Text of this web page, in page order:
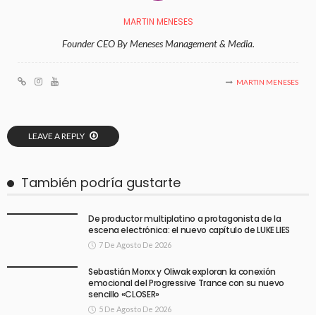
MARTIN MENESES
Founder CEO By Meneses Management & Media.
MARTIN MENESES
LEAVE A REPLY
También podría gustarte
De productor multiplatino a protagonista de la
escena electrónica: el nuevo capítulo de LUKE LIES
7 De Agosto De 2026
Sebastián Morxx y Oliwak exploran la conexión
emocional del Progressive Trance con su nuevo
sencillo «CLOSER»
5 De Agosto De 2026